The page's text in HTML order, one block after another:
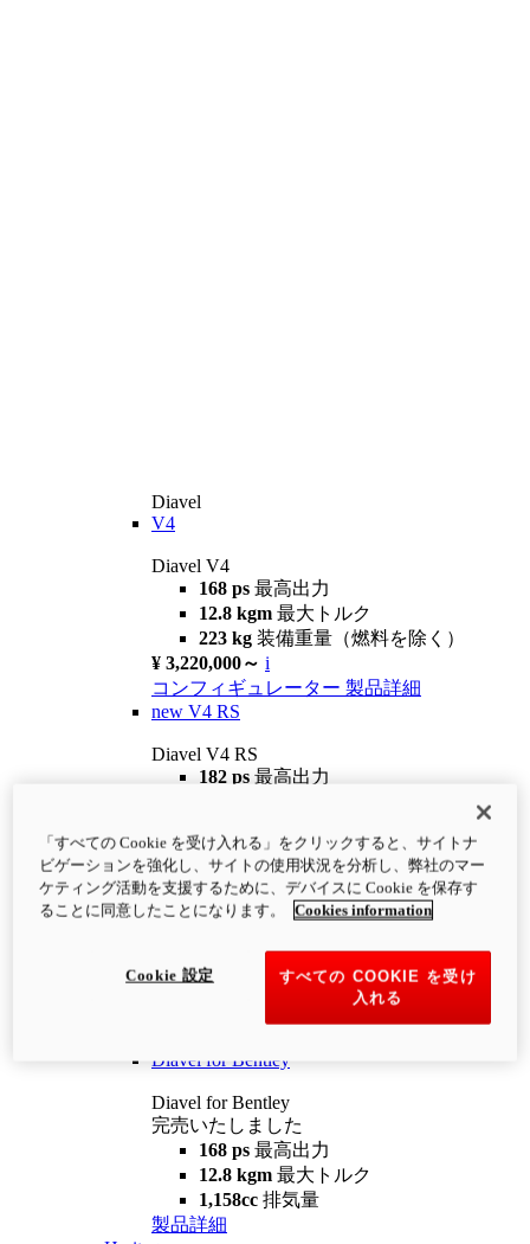
Diavel
V4
Diavel V4
168 ps 最高出力
12.8 kgm 最大トルク
223 kg 装備重量（燃料を除く）
¥ 3,220,000～ i
コンフィギュレーター 製品詳細
new V4 RS
Diavel V4 RS
182 ps 最高出力
¥4,400,000 i
コンフィギュレーター 製品詳細
newV4 RS 100
12.2 kgm
最大トルク
装備重量（燃料を除く）
Diavel for Bentley
Diavel for Bentley
完売いたしました
168 ps 最高出力
12.8 kgm 最大トルク
1,158cc 排気量
製品詳細
「すべての Cookie を受け入れる」をクリックすると、サイトナ
ビゲーションを強化し、サイトの使用状況を分析し、弊社のマー
ケティング活動を支援するために、デバイスに Cookie を保存す
ることに同意したことになります。
Cookies information
すべての COOKIE を受け
入れる
Cookie 設定